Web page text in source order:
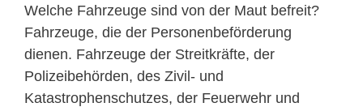
Welche Fahrzeuge sind von der Maut befreit?
Fahrzeuge, die der Personenbeförderung
dienen. Fahrzeuge der Streitkräfte, der
Polizeibehörden, des Zivil- und
Katastrophenschutzes, der Feuerwehr und